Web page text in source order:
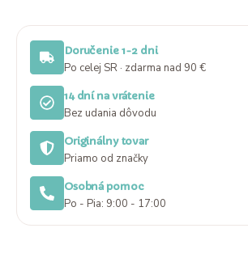
Doručenie 1-2 dni
Po celej SR · zdarma nad 90 €
14 dní na vrátenie
Bez udania dôvodu
Originálny tovar
Priamo od značky
Osobná pomoc
Po - Pia: 9:00 - 17:00